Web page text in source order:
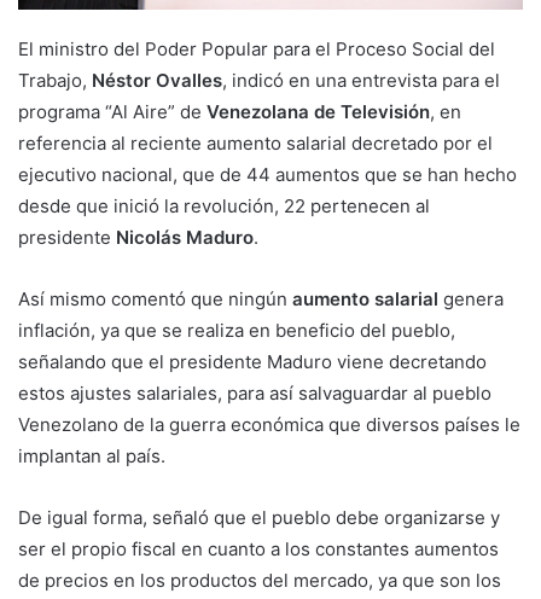
El ministro del Poder Popular para el Proceso Social del
Trabajo, Néstor Ovalles, indicó en una entrevista para el
programa “Al Aire” de Venezolana de Televisión, en
referencia al reciente aumento salarial decretado por el
ejecutivo nacional, que de 44 aumentos que se han hecho
desde que inició la revolución, 22 pertenecen al
presidente Nicolás Maduro.
Así mismo comentó que ningún aumento salarial genera
inflación, ya que se realiza en beneficio del pueblo,
señalando que el presidente Maduro viene decretando
estos ajustes salariales, para así salvaguardar al pueblo
Venezolano de la guerra económica que diversos países le
implantan al país.
De igual forma, señaló que el pueblo debe organizarse y
ser el propio fiscal en cuanto a los constantes aumentos
de precios en los productos del mercado, ya que son los